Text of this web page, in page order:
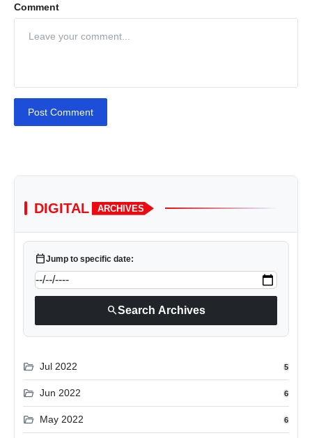
Comment
Post Comment
DIGITAL ARCHIVES
calendar_todayJump to specific date:
searchSearch Archives
folder_open Jul 2022 5
folder_open Jun 2022 6
folder_open May 2022 6